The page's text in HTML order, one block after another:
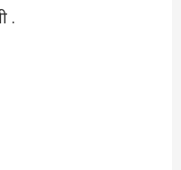
.